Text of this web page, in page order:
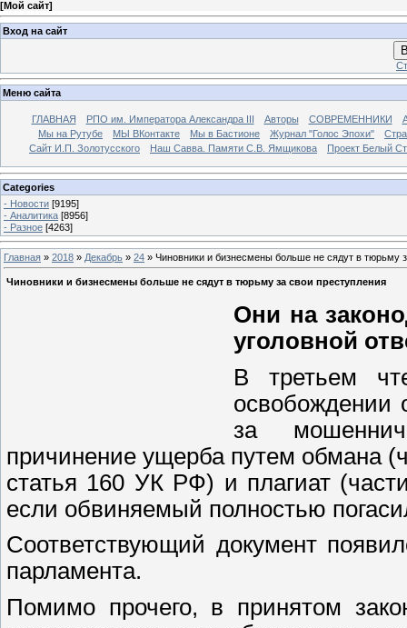
[Мой сайт]
Вход на сайт
Меню сайта
ГЛАВНАЯ РПО им. Императора Александра III Авторы СОВРЕМЕННИКИ
Мы на Рутубе
МЫ ВКонтакте Мы в Бастионе Журнал "Голос Эпохи"
Сайт И.П. Золотусского
Наш Савва. Памяти С.В. Ямщикова Проект Белый
Categories
- Новости [9195]
- Аналитика [8956]
- Разное [4263]
Главная » 2018 » Декабрь » 24 » Чиновники и бизнесмены больше не сядут в тюрьму
Чиновники и бизнесмены больше не сядут в тюрьму за свои преступления
Они на
уголовной
В третьем
освобождении
за
причинение ущерба путем обмана
статья 160 УК РФ) и плагиат
если обвиняемый полностью
Соответствующий документ
парламента.
Помимо прочего, в принятом